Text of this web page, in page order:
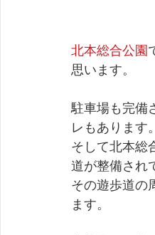
北本総合公園
思います。
駐車場も完備
レもあります。
そして北本総
道が整備され
その遊歩道の
ます。